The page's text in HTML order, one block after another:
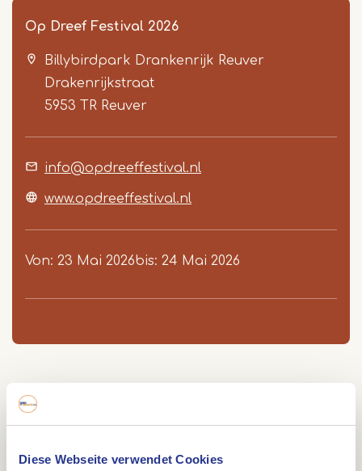
Diese Webseite verwendet Cookies
Op Dreef Festival 2026
Billybirdpark Drankenrijk Reuver
Drakenrijkstraat
5953 TR Reuver
info@opdreeffestival.nl
www.opdreeffestival.nl
Von 23 Mai 2026bis 24 Mai 2026
Item
Sie suchen ein Festival, bei dem alles kann und
nichts muss? Das Op Dreef Festival 2026 ist ein
Feierfreudige, die in eine Welt voller Beats und